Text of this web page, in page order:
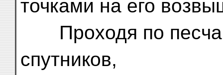
точками на его
Проходя по
спутников,